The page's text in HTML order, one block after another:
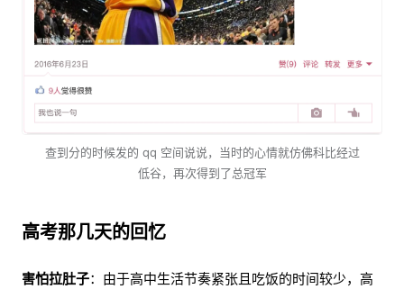
查到分的时候发的 qq 空间说说，当时的心情就仿佛科比经过
低谷，再次得到了总冠军
高考那几天的回忆
害怕拉肚子：由于高中生活节奏紧张且吃饭的时间较少，高